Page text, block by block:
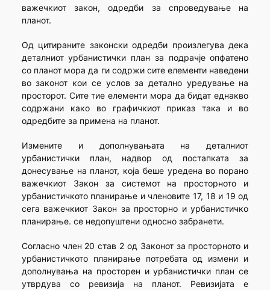
важечкиот закон, одредби за спроведување на
планот.
Од цитираните законски одредби произлегува дека
деталниот урбанистички план за подрачје опфатено
со планот мора да ги содржи сите елементи наведени
во законот кои се услов за детално уредување на
просторот. Сите тие елементи мора да бидат еднакво
содржани како во графичкиот приказ така и во
одредбите за примена на планот.
Измените и дополнувањата на деталниот
урбанистички план, надвор од постапката за
донесување на планот, која беше уредена во порано
важечкиот Закон за системот на просторното и
урбанистичкото планирање и членовите 17, 18 и 19 од
сега важечкиот Закон за просторно и урбанистичко
планирање. се недопуштени односно забранети.
Согласно член 20 став 2 од Законот за просторното и
урбанистичкото планирање потребата од измени и
дополнувања на просторен и урбанистички план се
утврдува со ревизија на планот. Ревизијата е